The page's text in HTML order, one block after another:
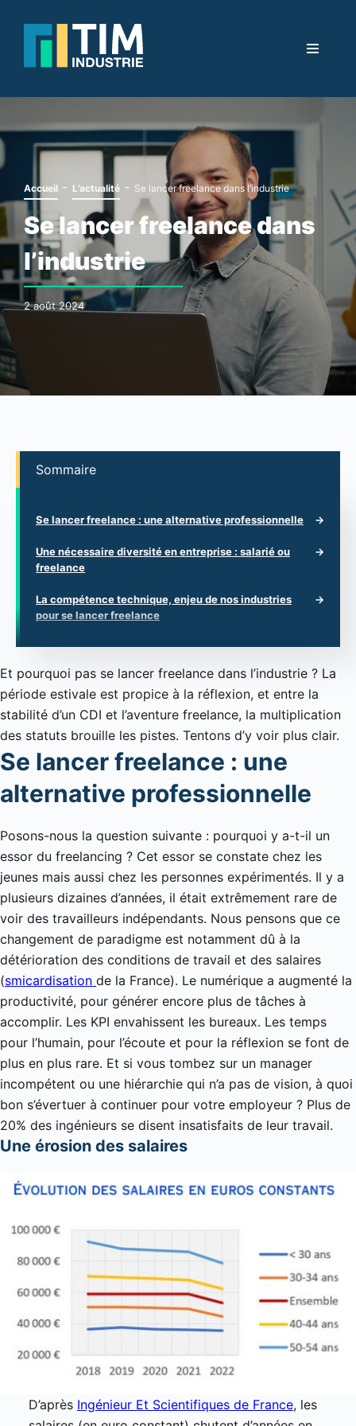
Accueil - L’actualité - Se lancer freelance dans l’industrie
Se lancer freelance dans
l’industrie
2 août 2024
Sommaire
Se lancer freelance : une alternative professionnelle
Une nécessaire diversité en entreprise : salarié ou
freelance
La compétence technique, enjeu de nos industries
pour se lancer freelance
Et pourquoi pas se lancer freelance dans l’industrie ? La
période estivale est propice à la réflexion, et entre la
stabilité d’un CDI et l’aventure freelance, la multiplication
des statuts brouille les pistes. Tentons d’y voir plus clair.
Se lancer freelance : une
alternative professionnelle
Posons-nous la question suivante : pourquoi y a-t-il un
essor du freelancing ? Cet essor se constate chez les
jeunes mais aussi chez les personnes expérimentés. Il y a
plusieurs dizaines d’années, il était extrêmement rare de
voir des travailleurs indépendants. Nous pensons que ce
changement de paradigme est notamment dû à la
détérioration des conditions de travail et des salaires
(smicardisation de la France). Le numérique a augmenté la
productivité, pour générer encore plus de tâches à
accomplir. Les KPI envahissent les bureaux. Les temps
pour l’humain, pour l’écoute et pour la réflexion se font de
plus en plus rare. Et si vous tombez sur un manager
incompétent ou une hiérarchie qui n’a pas de vision, à quoi
bon s’évertuer à continuer pour votre employeur ? Plus de
20% des ingénieurs se disent insatisfaits de leur travail.
Une érosion des salaires
D’après Ingénieur Et Scientifiques de France, les